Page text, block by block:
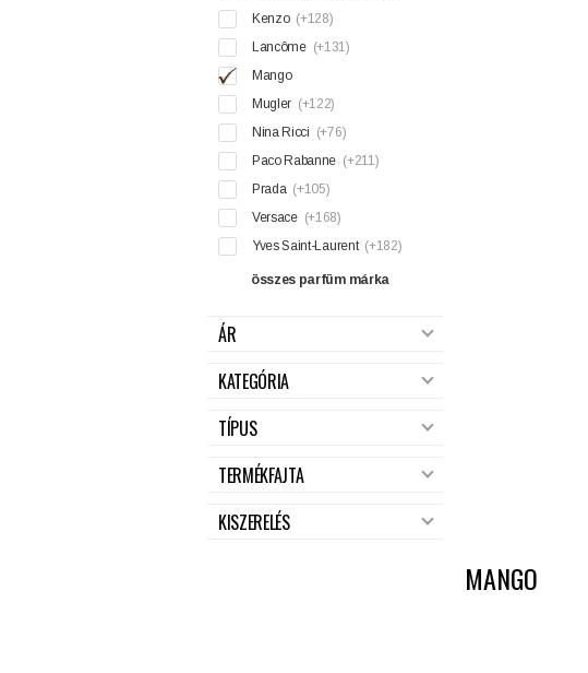
Kenzo (+128)
Lancôme (+131)
Mango
Mugler (+122)
Nina Ricci (+76)
Paco Rabanne (+211)
Prada (+105)
Versace (+168)
Yves Saint-Laurent (+182)
összes parfüm márka
ÁR
KATEGÓRIA
TÍPUS
TERMÉKFAJTA
KISZERELÉS
MANGO